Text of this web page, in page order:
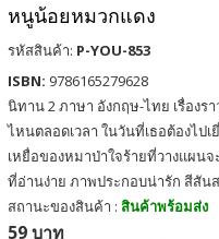
หนูน้อยหมวกแดง
รหัสสินค้า: P-YOU-853
ISBN: 9786165279628
นิทาน 2 ภาษา อังกฤษ-ไทย เรื่อง
ไหนตลอดเวลา ในวันที่เธอต้องไ
เหยื่อของหมาป่าใจร้ายที่วางแผน
ที่อ่านง่าย ภาพประกอบน่ารัก สีสัน
สถานะของสินค้า : สินค้าพร้อมส่ง
59 บาท